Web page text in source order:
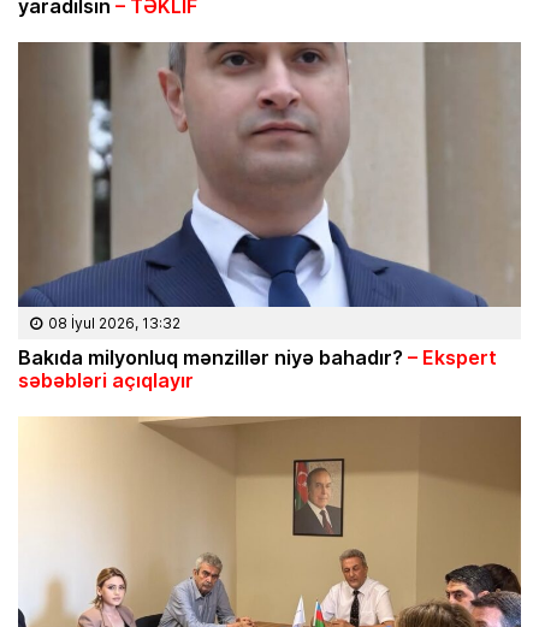
yaradılsın – TƏKLİF
08 İyul 2026, 13:32
Bakıda milyonluq mənzillər niyə bahadır? – Ekspert
səbəbləri açıqlayır